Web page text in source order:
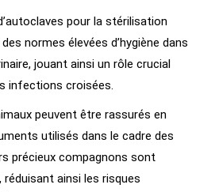
pour la stérilisation
normes élevées d’hygiène dans
jouant ainsi un rôle crucial
infections croisées.
peuvent être rassurés en
utilisés dans le cadre des
précieux compagnons sont
ainsi les risques